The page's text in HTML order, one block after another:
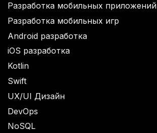
Разработка мобильных приложений
Разработка мобильных игр
Android разработка
iOS разработка
Kotlin
Swift
UX/UI Дизайн
DevOps
NoSQL